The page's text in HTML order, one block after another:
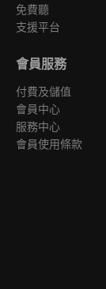
免費聽
支援平台
會員服務
付費及儲值
會員中心
服務中心
會員使用條款